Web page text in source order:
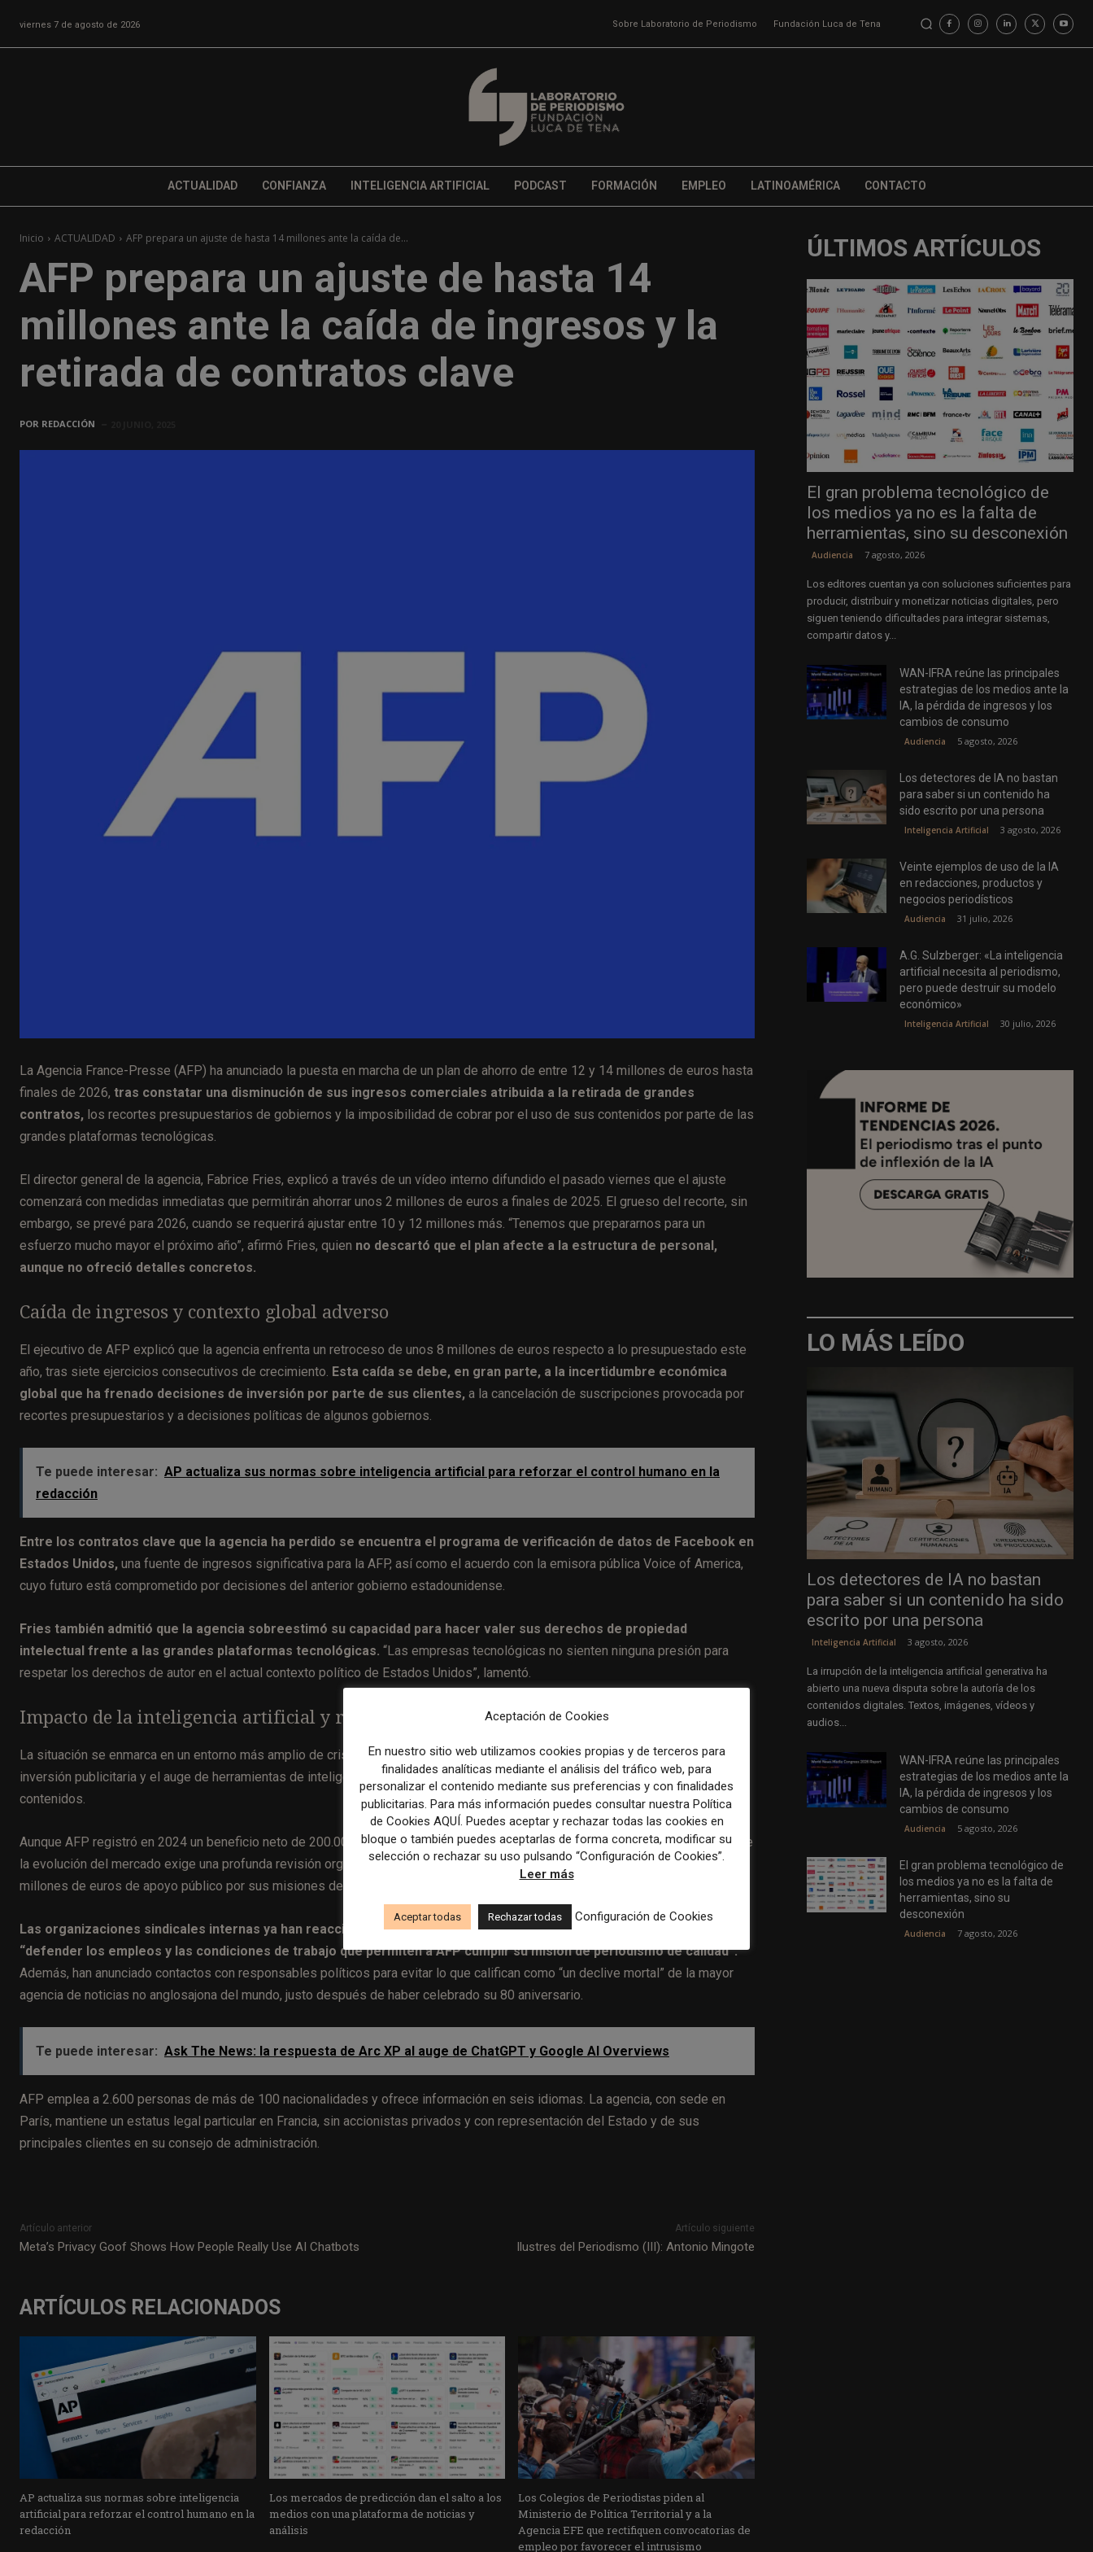
viernes 7 de agosto de 2026 Sobre Laboratorio de Periodismo Fundación Luca de Tena
ACTUALIDAD CONFIANZA INTELIGENCIA ARTIFICIAL PODCAST FORMACIÓN EMPLEO LATINOAMÉRICA CONTACTO
Inicio ACTUALIDAD AFP prepara un ajuste de hasta 14 millones ante la caída de...
AFP prepara un ajuste de hasta 14
millones ante la caída de ingresos y la
retirada de contratos clave
POR REDACCIÓN
La Agencia France-Presse (AFP) ha anunciado la puesta en marcha de un plan de ahorro de entre 12 y 14 millones de euros hasta
finales de 2026, tras constatar una disminución de sus ingresos comerciales atribuida a la retirada de grandes
contratos, los recortes presupuestarios de gobiernos y la imposibilidad de cobrar por el uso de sus contenidos por parte de las
grandes plataformas tecnológicas.
El director general de la agencia, Fabrice Fries, explicó a través de un vídeo interno difundido el pasado viernes que el ajuste
comenzará con medidas inmediatas que permitirán ahorrar unos 2 millones de euros a finales de 2025. El grueso del recorte, sin
embargo, se prevé para 2026, cuando se requerirá ajustar entre 10 y 12 millones más. “Tenemos que prepararnos para un
esfuerzo mucho mayor el próximo año”, afirmó Fries, quien no descartó que el plan afecte a la estructura de personal,
aunque no ofreció detalles concretos.
Caída de ingresos y contexto global adverso
El ejecutivo de AFP explicó que la agencia enfrenta un retroceso de unos 8 millones de euros respecto a lo presupuestado este
año, tras siete ejercicios consecutivos de crecimiento. Esta caída se debe, en gran parte, a la incertidumbre económica
global que ha frenado decisiones de inversión por parte de sus clientes, a la cancelación de suscripciones provocada por
recortes presupuestarios y a decisiones políticas de algunos gobiernos.
Te puede interesar: AP actualiza sus normas sobre inteligencia artificial para reforzar el control humano en la
redacción
Entre los contratos clave que la agencia ha perdido se encuentra el programa de verificación de datos de Facebook en
Estados Unidos, una fuente de ingresos significativa para la AFP, así como el acuerdo con la emisora pública Voice of America,
cuyo futuro está comprometido por decisiones del anterior gobierno estadounidense.
Fries también admitió que la agencia sobreestimó su capacidad para hacer valer sus derechos de propiedad
intelectual frente a las grandes plataformas tecnológicas. “Las empresas tecnológicas no sienten ninguna presión para
respetar los derechos de autor en el actual contexto político de Estados Unidos”, lamentó.
Impacto de la inteligencia artificial y respuesta sindical
La situación se enmarca en un entorno más amplio de crisis para los medios de comunicación, acentuado por el descenso de la
inversión publicitaria y el auge de herramientas de inteligencia artificial que alteran los modelos de distribución y producción de
contenidos.
Aunque AFP registró en 2024 un beneficio neto de 200.000 euros y una facturación de 326,4 millones, su dirección considera que
la evolución del mercado exige una profunda revisión organizativa y operativa. En ese mismo ejercicio, la agencia recibió 118,9
millones de euros de apoyo público por sus misiones de interés general.
Las organizaciones sindicales internas ya han reaccionado al anuncio con un comunicado en el que se comprometen a
“defender los empleos y las condiciones de trabajo que permiten a AFP cumplir su misión de periodismo de calidad”.
Además, han anunciado contactos con responsables políticos para evitar lo que califican como “un declive mortal” de la mayor
agencia de noticias no anglosajona del mundo, justo después de haber celebrado su 80 aniversario.
Te puede interesar: Ask The News: la respuesta de Arc XP al auge de ChatGPT y Google AI Overviews
AFP emplea a 2.600 personas de más de 100 nacionalidades y ofrece información en seis idiomas. La agencia, con sede en
París, mantiene un estatus legal particular en Francia, sin accionistas privados y con representación del Estado y de sus
principales clientes en su consejo de administración.
Artículo anterior
Meta’s Privacy Goof Shows How People Really Use AI Chatbots
Artículo siguiente
Ilustres del Periodismo (III): Antonio Mingote
ARTÍCULOS RELACIONADOS
AP actualiza sus normas sobre inteligencia
artificial para reforzar el control humano en la
redacción
Los mercados de predicción dan el salto a los
medios con una plataforma de noticias y
análisis
Los Colegios de Periodistas piden al
Ministerio de Política Territorial y a la
Agencia EFE que rectifiquen convocatorias de
empleo por favorecer el intrusismo
ÚLTIMOS ARTÍCULOS
El gran problema tecnológico de
los medios ya no es la falta de
herramientas, sino su desconexión
Audiencia 7 agosto, 2026
Los editores cuentan ya con soluciones suficientes para
producir, distribuir y monetizar noticias digitales, pero
siguen teniendo dificultades para integrar sistemas,
compartir datos y...
WAN-IFRA reúne las principales
estrategias de los medios ante la
IA, la pérdida de ingresos y los
cambios de consumo
Audiencia 5 agosto, 2026
Los detectores de IA no bastan
para saber si un contenido ha
sido escrito por una persona
Inteligencia Artificial 3 agosto, 2026
Veinte ejemplos de uso de la IA
en redacciones, productos y
negocios periodísticos
Audiencia 31 julio, 2026
A.G. Sulzberger: «La inteligencia
artificial necesita al periodismo,
pero puede destruir su modelo
económico»
Inteligencia Artificial 30 julio, 2026
LO MÁS LEÍDO
Los detectores de IA no bastan
para saber si un contenido ha sido
escrito por una persona
Inteligencia Artificial 3 agosto, 2026
La irrupción de la inteligencia artificial generativa ha
abierto una nueva disputa sobre la autoría de los
contenidos digitales. Textos, imágenes, vídeos y
audios...
WAN-IFRA reúne las principales
estrategias de los medios ante la
IA, la pérdida de ingresos y los
cambios de consumo
Audiencia 5 agosto, 2026
El gran problema tecnológico de
los medios ya no es la falta de
herramientas, sino su
desconexión
Audiencia 7 agosto, 2026
Aceptación de Cookies
En nuestro sitio web utilizamos cookies propias y de terceros para
finalidades analíticas mediante el análisis del tráfico web, para
personalizar el contenido mediante sus preferencias y con finalidades
publicitarias. Para más información puedes consultar nuestra Política
de Cookies AQUÍ. Puedes aceptar y rechazar todas las cookies en
bloque o también puedes aceptarlas de forma concreta, modificar su
selección o rechazar su uso pulsando “Configuración de Cookies”.
Leer más
Aceptar todas Rechazar todas Configuración de Cookies